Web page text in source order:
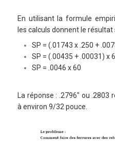
En utilisant la formule
les calculs donnent le résultat
SP = (.01743 x .250 +
SP = (.00435 + .00031) x
SP = .0046 x 60
La réponse : .2796″ ou
à environ 9/32 pouce.